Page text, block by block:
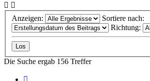
Anzeigen:
Sortiere nach:
Richtung:
Die Suche ergab 156 Treffer